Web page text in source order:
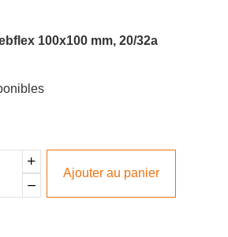
100x100 mm, 20/32a
Ajouter au panier